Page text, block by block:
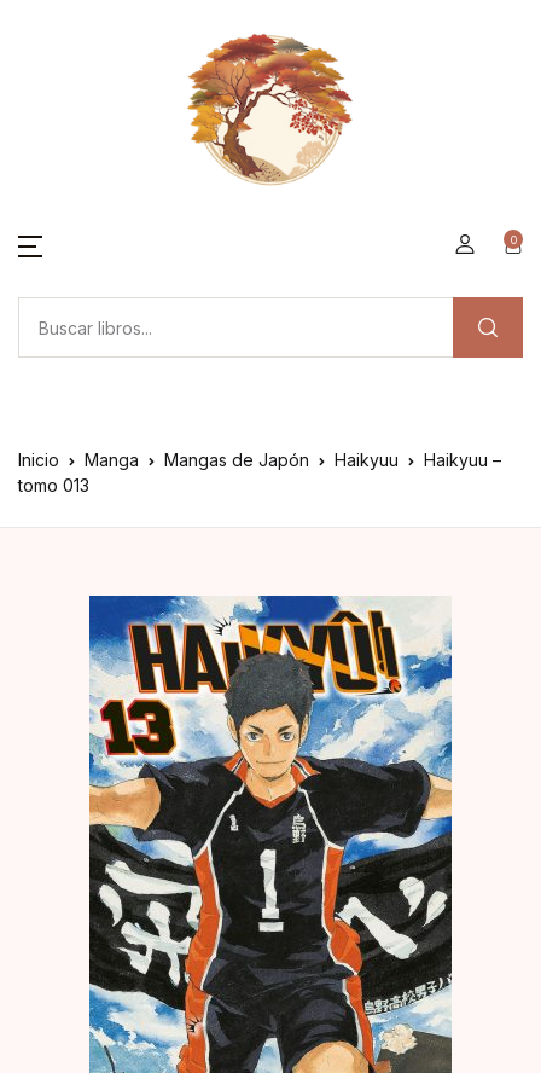
0
Inicio Manga Mangas de Japón Haikyuu
Haikyuu –
tomo 013